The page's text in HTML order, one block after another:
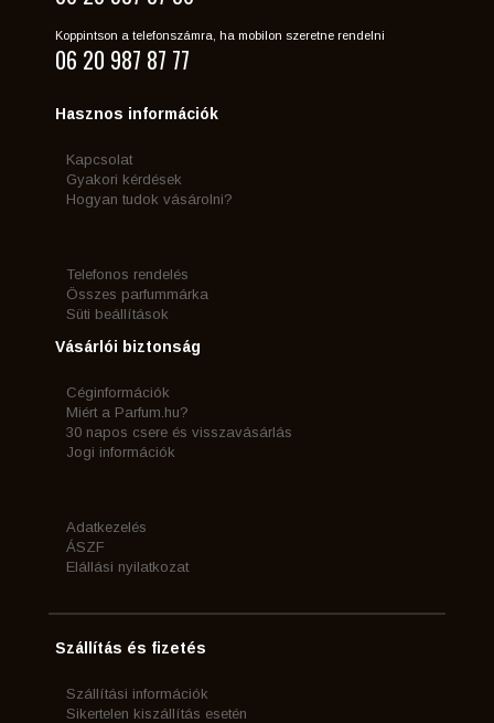
Koppintson a telefonszámra, ha mobilon szeretne rendelni
06 20 987 87 77
Hasznos információk
Kapcsolat
Gyakori kérdések
Hogyan tudok vásárolni?
Telefonos rendelés
Összes parfummárka
Süti beállítások
Vásárlói biztonság
Céginformációk
Miért a Parfum.hu?
30 napos csere és visszavásárlás
Jogi információk
Adatkezelés
ÁSZF
Elállási nyilatkozat
Szállítás és fizetés
Szállítási információk
Sikertelen kiszállítás esetén